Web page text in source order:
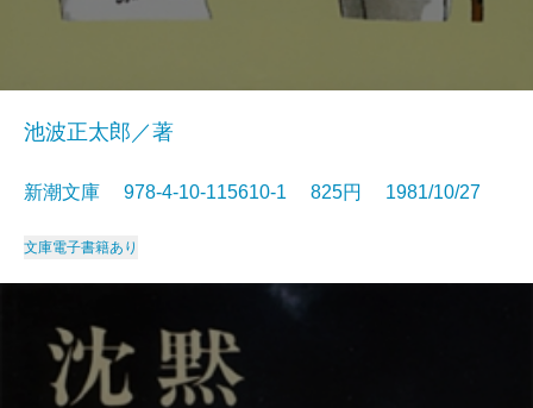
池波正太郎／著
新潮文庫 978-4-10-115610-1 825円 1981/10/27
文庫電子書籍あり